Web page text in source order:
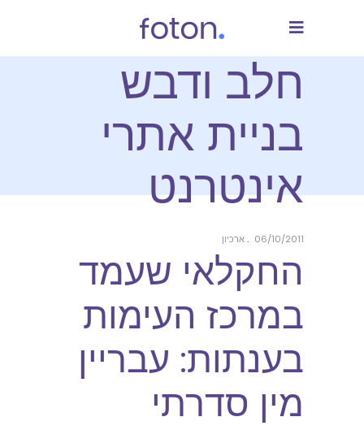
חלב ודבש
בניית אתרי
אינטרנט
06/10/2011 ארכיון
החקלאי שעמד
במרכז העימות
בענתות: עבריין
מין סדרתי